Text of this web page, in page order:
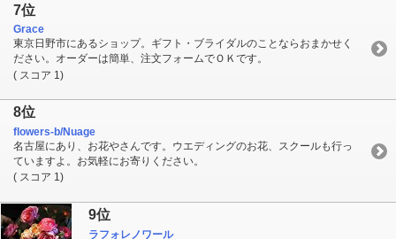
7位
Grace
東京日野市にあるショップ。ギフト・ブライダルのことならおまかせく
ださい。オーダーは簡単、注文フォームでＯＫです。
( スコア 1)
8位
flowers-b/Nuage
名古屋にあり、お花やさんです。ウエディングのお花、スクールも行っ
ていますよ。お気軽にお寄りください。
( スコア 1)
9位
ラフォレノワール